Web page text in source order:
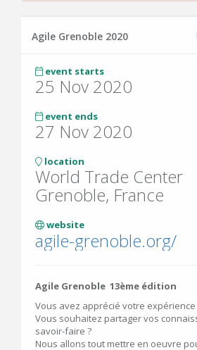
Agile Grenoble 2020
event starts
25 Nov 2020
event ends
27 Nov 2020
location
World Trade Center
Grenoble, France
website
agile-grenoble.org/
Agile Grenoble 13ème édition
Vous avez apprécié votre expérience
Vous souhaitez partager vos
savoir-faire ?
Nous allons tout mettre en oeuvre